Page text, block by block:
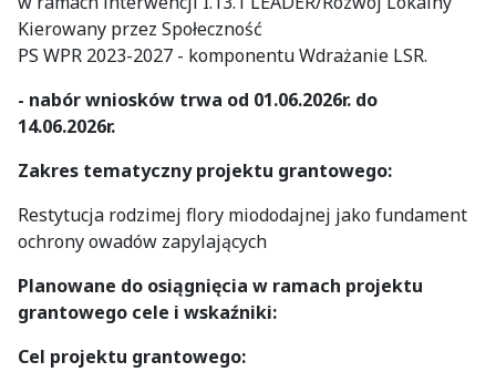
Kierowany przez Społeczność
PS WPR 2023-2027 - komponentu Wdrażanie LSR.
- nabór wniosków trwa od 01.06.2026r. do
14.06.2026r.
Zakres tematyczny projektu grantowego:
Restytucja rodzimej flory miododajnej jako fundament
ochrony owadów zapylających
Planowane do osiągnięcia w ramach projektu
grantowego cele i wskaźniki:
Cel projektu grantowego: